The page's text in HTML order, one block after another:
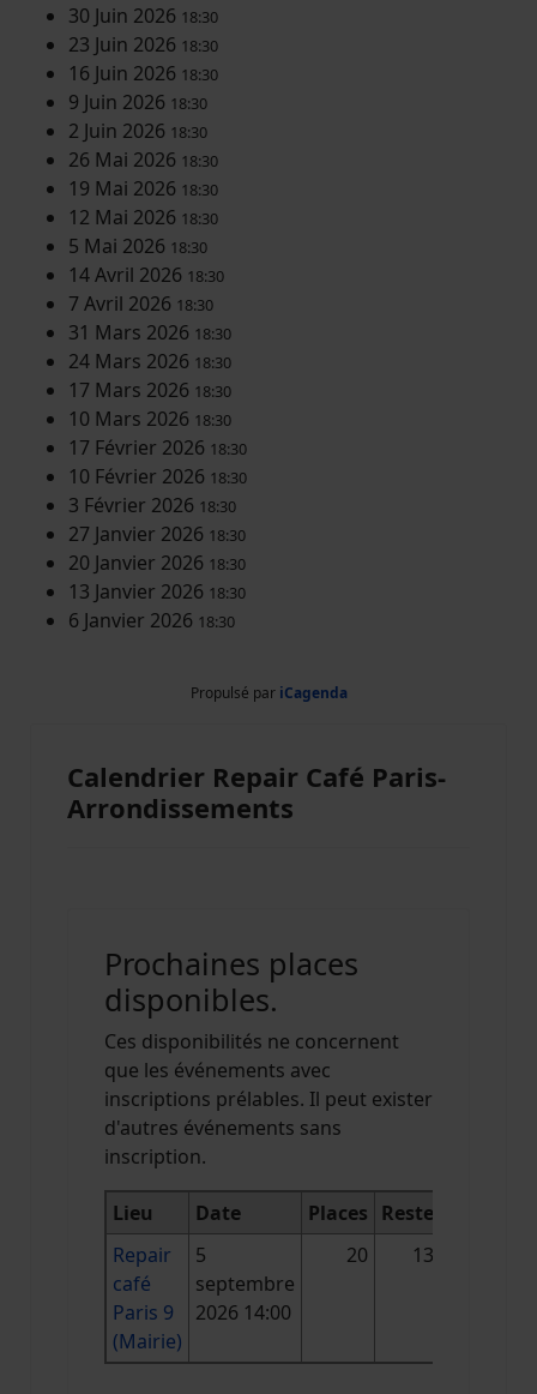
30 Juin 2026 18:30
23 Juin 2026 18:30
16 Juin 2026 18:30
9 Juin 2026 18:30
2 Juin 2026 18:30
26 Mai 2026 18:30
19 Mai 2026 18:30
12 Mai 2026 18:30
5 Mai 2026 18:30
14 Avril 2026 18:30
7 Avril 2026 18:30
31 Mars 2026 18:30
24 Mars 2026 18:30
17 Mars 2026 18:30
10 Mars 2026 18:30
17 Février 2026 18:30
10 Février 2026 18:30
3 Février 2026 18:30
27 Janvier 2026 18:30
20 Janvier 2026 18:30
13 Janvier 2026 18:30
6 Janvier 2026 18:30
Propulsé par iCagenda
Calendrier Repair Café Paris-
Arrondissements
Prochaines places
disponibles.
Ces disponibilités ne concernent
que les événements avec
inscriptions prélables. Il peut exister
d'autres événements sans
inscription.
Lieu Date Places Reste
Repair
café
Paris 9
(Mairie)
5
septembre
2026 14:00
20 13